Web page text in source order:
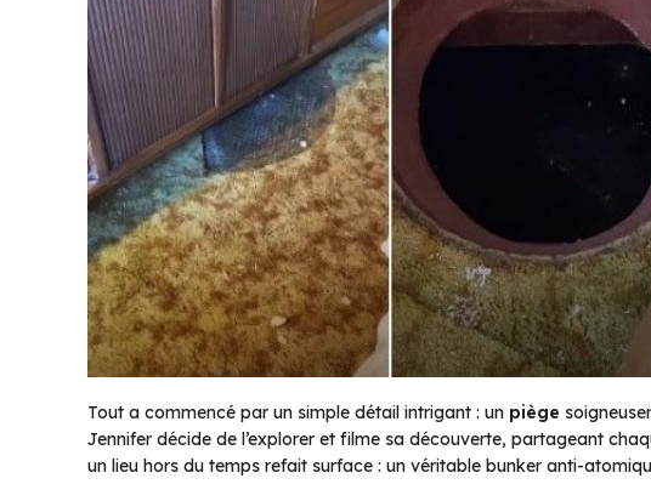
Tout a commencé par un simple détail intrigant : un piège
Jennifer décide de l’explorer et filme sa découverte, partageant
un lieu hors du temps refait surface : un véritable bunker anti-